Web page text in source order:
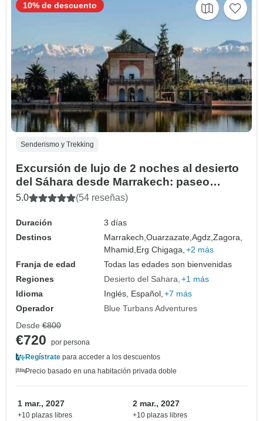
Senderismo y Trekking
Excursión de lujo de 2 noches al desierto
del Sáhara desde Marrakech: paseo
privado en camello, 5 noches en un
5.0 (54 reseñas)
Duración
3 días
Destinos
Marrakech,Ouarzazate,Agdz,Zagora,
Mhamid, Erg Chigaga, +2 más
Franja de edad
Todas las edades son bienvenidas
Regiones
Desierto del Sahara +1 más
Idioma
Inglés, Español, +7 más
Operador
Blue Turbans Adventures
10% de descuento
Desde €800
€720
por persona
Regístrate para acceder a los descuentos
Precio basado en una habitación privada doble
1 mar., 2027
+10 plazas libres
2 mar., 2027
+10 plazas libres